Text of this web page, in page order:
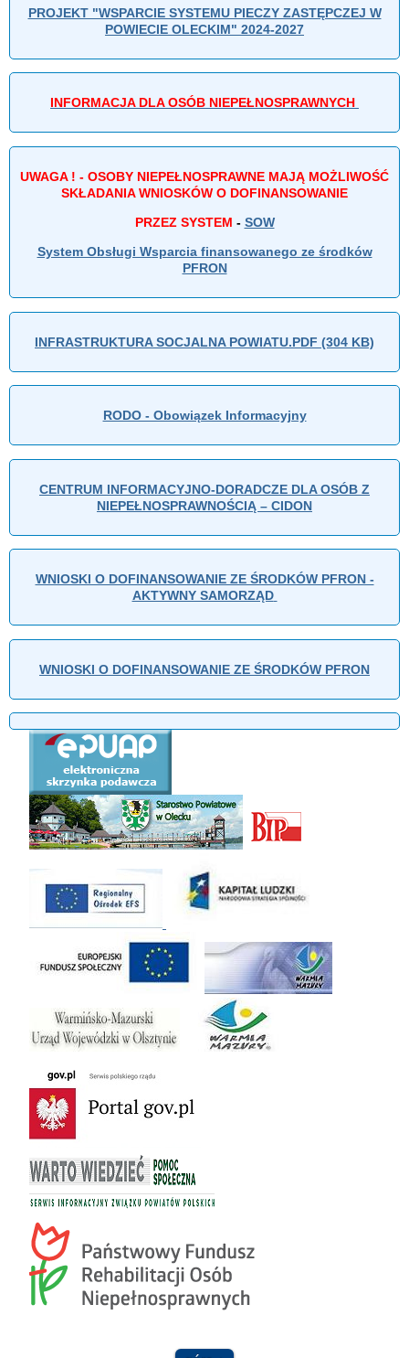
PROJEKT "WSPARCIE SYSTEMU PIECZY ZASTĘPCZEJ W
POWIECIE OLECKIM" 2024-2027
INFORMACJA DLA OSÓB NIEPEŁNOSPRAWNYCH
UWAGA ! - OSOBY NIEPEŁNOSPRAWNE MAJĄ MOŻLIWOŚĆ
SKŁADANIA WNIOSKÓW O DOFINANSOWANIE
PRZEZ SYSTEM - SOW
System Obsługi Wsparcia finansowanego ze środków
PFRON
INFRASTRUKTURA SOCJALNA POWIATU.PDF (304 KB)
RODO - Obowiązek Informacyjny
CENTRUM INFORMACYJNO-DORADCZE DLA OSÓB Z
NIEPEŁNOSPRAWNOŚCIĄ – CIDON
WNIOSKI O DOFINANSOWANIE ZE ŚRODKÓW PFRON -
AKTYWNY SAMORZĄD
WNIOSKI O DOFINANSOWANIE ZE ŚRODKÓW PFRON